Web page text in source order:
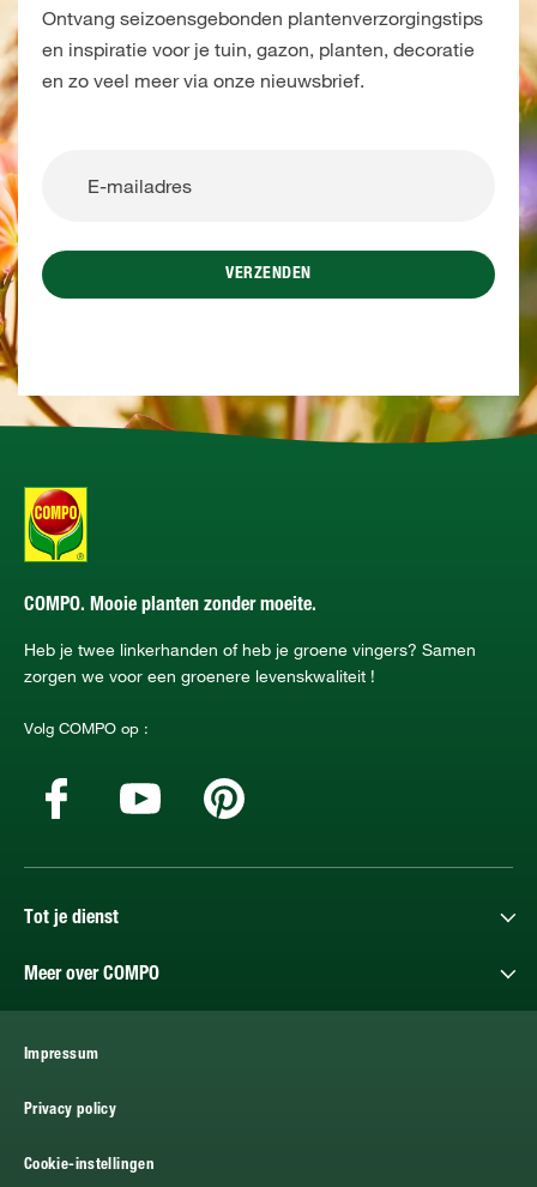
Ontvang seizoensgebonden plantenverzorgingstips
en inspiratie voor je tuin, gazon, planten, decoratie
en zo veel meer via onze nieuwsbrief.
VERZENDEN
COMPO. Mooie planten zonder moeite.
Heb je twee linkerhanden of heb je groene vingers? Samen
zorgen we voor een groenere levenskwaliteit !
Volg COMPO op :
Tot je dienst
Meer over COMPO
Impressum
Privacy policy
Cookie-instellingen